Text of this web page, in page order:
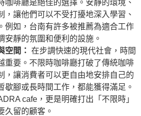
咖啡廳是絕佳的選擇。安靜的環境、
，讓他們可以不受打擾地深入學習、
例如，台南有許多被推薦為適合工作
安靜的氛圍和便利的設施。
空間： 在步調快速的現代社會，時間
重要。不限時咖啡廳打破了傳統咖啡
，讓消費者可以更自由地安排自己的
歇腳或長時間工作，都能獲得滿足。
cafe，更是明確打出「不限時」
久留的顧客。